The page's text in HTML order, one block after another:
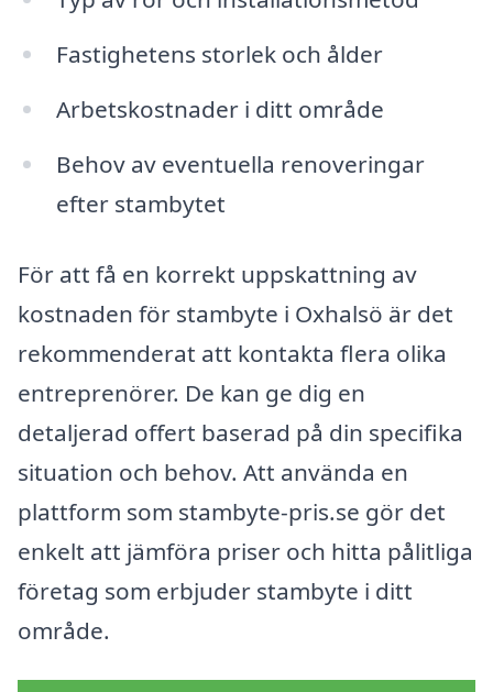
Fastighetens storlek och ålder
Arbetskostnader i ditt område
Behov av eventuella renoveringar
efter stambytet
För att få en korrekt uppskattning av
kostnaden för stambyte i Oxhalsö är det
rekommenderat att kontakta flera olika
entreprenörer. De kan ge dig en
detaljerad offert baserad på din specifika
situation och behov. Att använda en
plattform som stambyte-pris.se gör det
enkelt att jämföra priser och hitta pålitliga
företag som erbjuder stambyte i ditt
område.